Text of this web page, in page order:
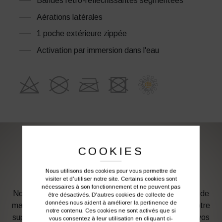
Aérations latérales
1 poche extérieure zippée
Activation par immersion dans l'eau
PERSONNALISATION DE VOS VÊTEMENTS DE
TRAVAIL
Notre graphiste connait les produits et les techniques de
marquage. Elle sera à votre service afin d’optimiser votre
support en fonction des contraintes techniques et de vos
COOKIES
Nous utilisons des cookies pour vous permettre de
visiter et d'utiliser notre site. Certains cookies sont
nécessaires à son fonctionnement et ne peuvent pas
être désactivés. D'autres cookies de collecte de
données nous aident à améliorer la pertinence de
notre contenu. Ces cookies ne sont activés que si
vous consentez à leur utilisation en cliquant ci-